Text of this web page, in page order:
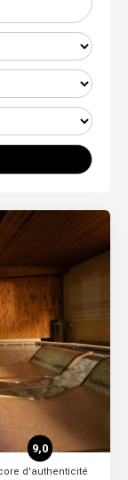
9,0
d'authenticité